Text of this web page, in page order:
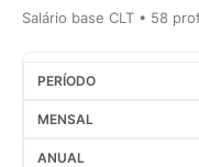
Salário base CLT • 58